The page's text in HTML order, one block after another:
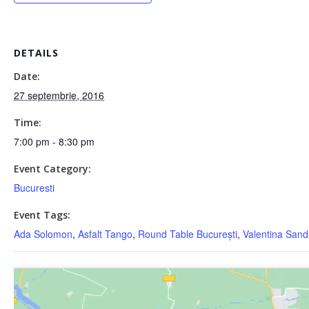
DETAILS
Date:
27 septembrie, 2016
Time:
7:00 pm - 8:30 pm
Event Category:
Bucuresti
Event Tags:
Ada Solomon, Asfalt Tango, Round Table București, Valentina